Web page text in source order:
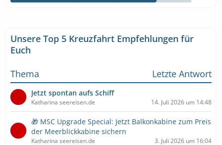
Unsere Top 5 Kreuzfahrt Empfehlungen für
Euch
Thema
Letzte Antwort
Jetzt spontan aufs Schiff
Katharina seereisen.de 14. Juli 2026 um 14:48
🎁 MSC Upgrade Special: Jetzt Balkonkabine zum Preis
der Meerblickkabine sichern
Katharina seereisen.de 3. Juli 2026 um 16:04